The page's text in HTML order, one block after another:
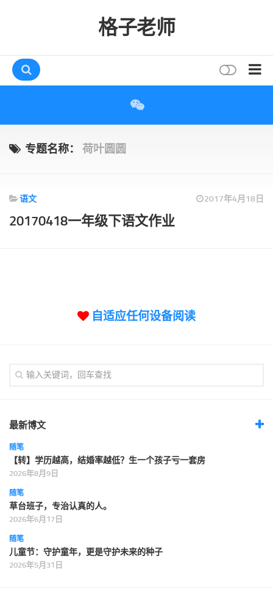
格子老师
互动
友情链接
专题名称： 荷叶圆圆
语文 2017年4月18日
20170418一年级下语文作业
自适应任何设备阅读
最新博文
随笔
【转】学历越高，结婚率越低？生一个孩子亏一套房
2026年8月9日
随笔
草台班子，专治认真的人。
2026年6月17日
随笔
儿童节：守护童年，更是守护未来的种子
2026年5月31日